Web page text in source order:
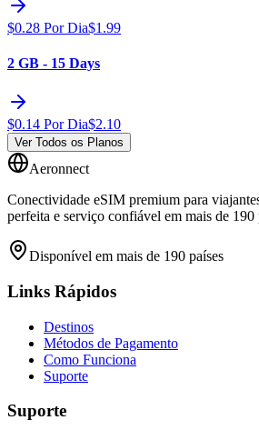
$0.28 Por Dia$1.99
2 GB - 15 Days
$0.14 Por Dia$2.10
Ver Todos os Planos
Aeronnect
Conectividade eSIM premium para
perfeita e serviço confiável em mais de 190
Disponível em mais de 190 países
Links Rápidos
Destinos
Métodos de Pagamento
Como Funciona
Suporte
Suporte